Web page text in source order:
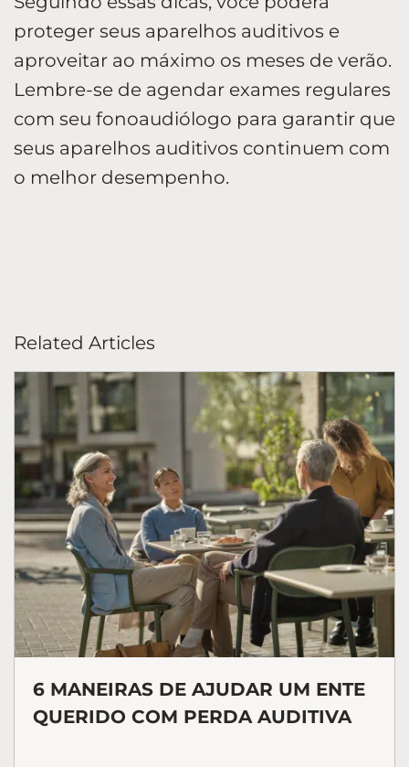
proteger seus aparelhos auditivos e
aproveitar ao máximo os meses de verão.
Lembre-se de agendar exames regulares
com seu fonoaudiólogo para garantir que
seus aparelhos auditivos continuem com
o melhor desempenho.
Related Articles
6 MANEIRAS DE AJUDAR UM ENTE
QUERIDO COM PERDA AUDITIVA